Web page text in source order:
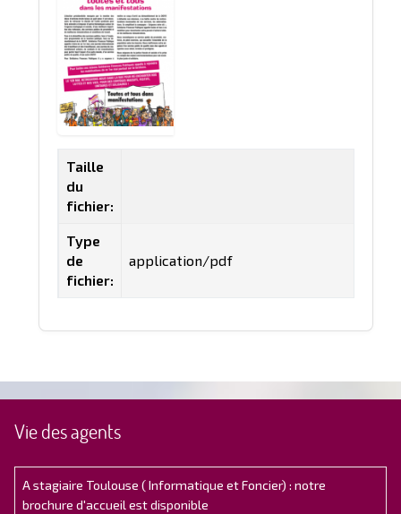
Taille
du
fichier:
Type
de
fichier:
application/pdf
Vie des agents
A stagiaire Toulouse ( Informatique et Foncier) : notre
brochure d'accueil est disponible